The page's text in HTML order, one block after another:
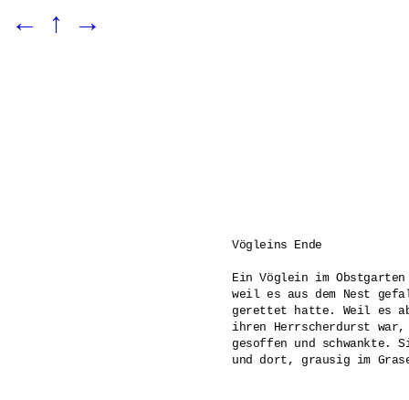
← ↑ →
Vögleins Ende
Ein Vöglein im
weil es aus dem Nest
gerettet hatte. Weil es
ihren Herrscherdurst
gesoffen und schwankte.
und dort, grausig im